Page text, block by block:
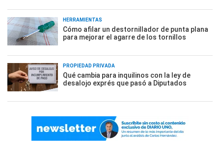
HERRAMIENTAS
Cómo afilar un destornillador de punta plana
para mejorar el agarre de los tornillos
PROPIEDAD PRIVADA
Qué cambia para inquilinos con la ley de
desalojo exprés que pasó a Diputados